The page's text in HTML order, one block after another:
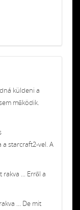
küldeni a
működik.
starcraft2-vel. A
... Erről a
... De mit